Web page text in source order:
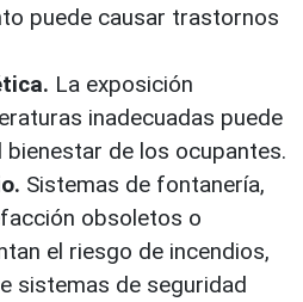
puede causar trastornos
La exposición
inadecuadas puede
de los ocupantes.
Sistemas de fontanería,
obsoletos o
el riesgo de incendios,
sistemas de seguridad